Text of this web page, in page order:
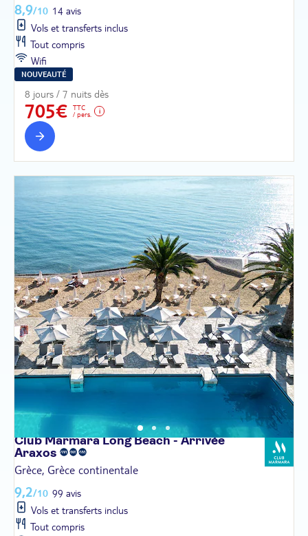
8,9/10 14 avis
Vols et transferts inclus
Tout compris
Wifi
NOUVEAUTÉ
8 jours / 7 nuits dès
705€
TTC
/ pers.
Club Marmara Long Beach - Arrivée
Araxos
Grèce, Grèce continentale
9,2/10 99 avis
Vols et transferts inclus
Tout compris